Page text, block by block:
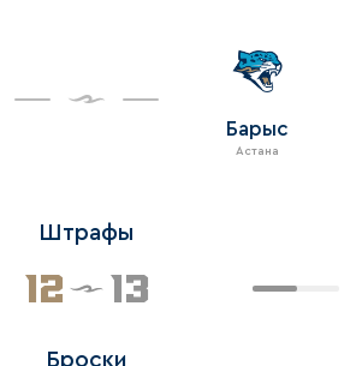
Барыс
Астана
Штрафы
12 13
Броски